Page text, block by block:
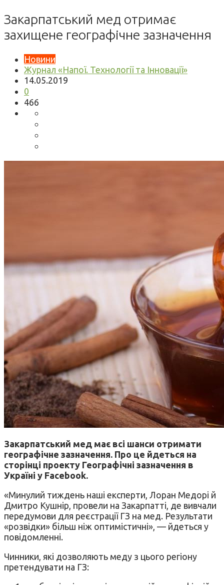
Закарпатський мед отримає
захищене географічне зазначення
Новини
Журнал «Напої. Технології та Інновації»
14.05.2019
0
466
Закарпатський мед має всі шанси отримати
географічне зазначення. Про це йдеться на
сторінці проекту Географічні зазначення в
Україні у Facebook.
«Минулий тиждень наші експерти, Лоран Медорі й
Дмитро Кушнір, провели на Закарпатті, де вивчали
передумови для реєстрації ГЗ на мед. Результати
«розвідки» більш ніж оптимістичні», — йдеться у
повідомленні.
Чинники, які дозволяють меду з цього регіону
претендувати на ГЗ: